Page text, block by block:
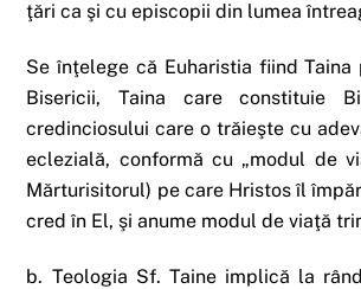
ţări ca şi cu episcopii din lumea
Se înţelege că Euharistia fiind Taina
Bisericii, Taina care constituie
credinciosului care o trăieşte cu
eclezială, conformă cu „modul de
Mărturisitorul) pe care Hristos îl
cred în El, şi anume modul de viaţă
b. Teologia Sf. Taine implică la